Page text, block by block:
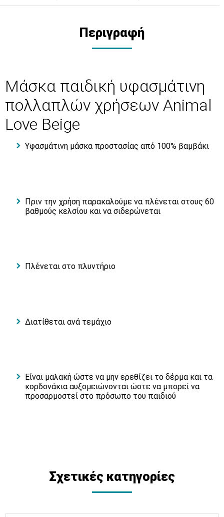
Περιγραφή
Μάσκα παιδική υφασμάτινη
πολλαπλών χρήσεων Animal
Love Beige
Υφασμάτινη μάσκα προστασίας από 100% βαμβάκι
Πριν την χρήση παρακαλούμε να πλένεται στους 60
βαθμούς κελσίου και να σιδερώνεται
Πλένεται στο πλυντήριο
Διατίθεται ανά τεμάχιο
Είναι μαλακή ώστε να μην ερεθίζει το δέρμα και τα
κορδονάκια αυξομειώνονται ώστε να μπορεί να
προσαρμοστεί στο πρόσωπο του παιδιού
Σχετικές κατηγορίες